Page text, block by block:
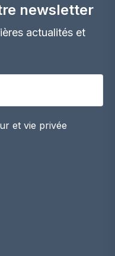
newsletter
actualités et
et vie privée